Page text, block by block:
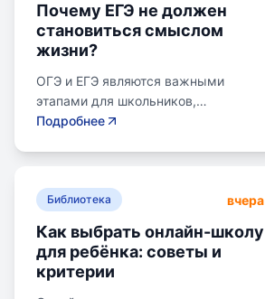
Почему ЕГЭ не должен
становиться смыслом
жизни?
ОГЭ и ЕГЭ являются важными
этапами для школьников,
готовящихся к переходу на
старшего подросткового и
помогает детям развивать
личностные навыки, получать опыт
самоопределения и выбирать
Подробнее
Библиотека вчера
Как выбрать онлайн-школу
для ребёнка: советы и
критерии